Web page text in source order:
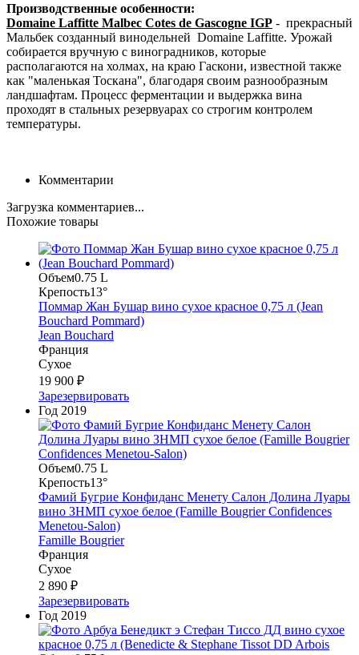
Производственные особенности:
Domaine Laffitte Malbec Cotes de Gascogne IGP - прекрасный
Мальбек созданный винодельней Domaine Laffitte. Урожай
собирается вручную с виноградников, которые
располагаются на холмах, на краю Гаскони, известной также
как "маленькая Тоскана", благодаря своим разнообразным
ландшафтам. Процесс ферментации и выдержка вина
проходят в стальных резервуарах со строгим контролем
температуры.
Комментарии
Загрузка комментариев...
Похожие товары
Объем0.75 L
Крепость13°
Поммар Жан Бушар вино сухое красное 0,75 л (Jean
Bouchard Pommard)
Jean Bouchard
Франция
Сухое
19 900 ₽
Зарезервировать
Год 2019
Объем0.75 L
Крепость13°
Фамий Бугрие Конфиданс Менету Салон Долина Луары
вино ЗНМП сухое белое (Famille Bougrier Confidences
Menetou-Salon)
Famille Bougrier
Франция
Сухое
2 890 ₽
Зарезервировать
Год 2019